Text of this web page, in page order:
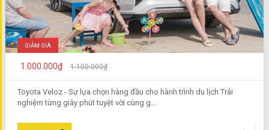
GIẢM GIÁ
1.000.000₫ 1.100.000₫
Toyota Veloz - Sự lựa chọn hàng đầu cho hành trình du lịch Trải
nghiệm từng giây phút tuyệt vời cùng g...